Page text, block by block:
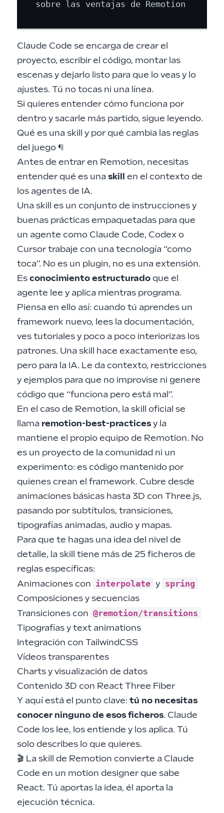
Claude Code se encarga de crear el
proyecto, escribir el código, montar las
escenas y dejarlo listo para que lo veas y lo
ajustes. Tú no tocas ni una línea.
Si quieres entender cómo funciona por
dentro y sacarle más partido, sigue leyendo.
Qué es una skill y por qué cambia las reglas
del juego ¶
Antes de entrar en Remotion, necesitas
entender qué es una skill en el contexto de
los agentes de IA.
Una skill es un conjunto de instrucciones y
buenas prácticas empaquetadas para que
un agente como Claude Code, Codex o
Cursor trabaje con una tecnología “como
toca”. No es un plugin, no es una extensión.
Es conocimiento estructuradoque el
agente lee y aplica mientras programa.
Piensa en ello así: cuando tú aprendes un
framework nuevo, lees la documentación,
ves tutoriales y poco a poco interiorizas los
patrones. Una skill hace exactamente eso,
pero para la IA. Le da contexto, restricciones
y ejemplos para que no improvise ni genere
código que “funciona pero está mal”.
En el caso de Remotion, la skill oficial se
llama remotion-best-practicesy la
mantiene el propio equipo de Remotion. No
es un proyecto de la comunidad ni un
experimento: es código mantenido por
quienes crean el framework. Cubre desde
animaciones básicas hasta 3D con Three.js,
pasando por subtítulos, transiciones,
tipografías animadas, audio y mapas.
Para que te hagas una idea del nivel de
detalle, la skill tiene más de 25 ficheros de
reglas específicas:
Animaciones con interpolate y spring
Composiciones y secuencias
Transiciones con @remotion/transitions
Tipografías y text animations
Integración con TailwindCSS
Vídeos transparentes
Charts y visualización de datos
Contenido 3D con React Three Fiber
Y aquí está el punto clave: tú no necesitas
conocer ninguno de esos ficheros. Claude
Code los lee, los entiende y los aplica. Tú
solo describes lo que quieres.
🎬 La skill de Remotion convierte a Claude
Code en un motion designer que sabe
React. Tú aportas la idea, él aporta la
ejecución técnica.